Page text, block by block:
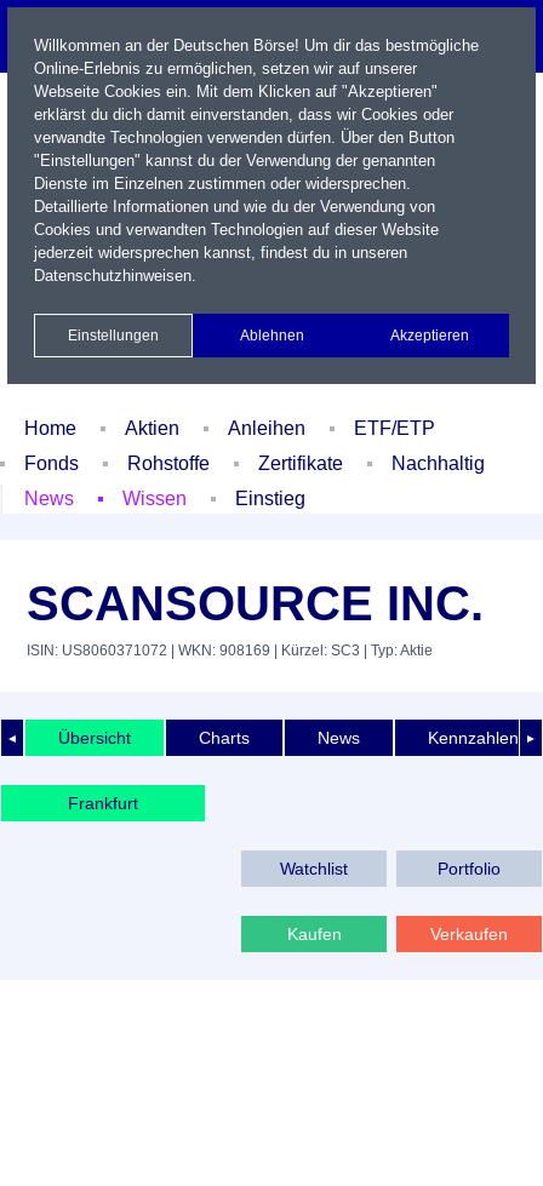
Name / WKN / ISIN / Kürzel
Xetra Realtime
Watchlist Portfolio Login
Home Aktien Anleihen
ETF/ETP
Fonds
Rohstoffe Zertifikate
Nachhaltig
News
Wissen Einstieg
SCANSOURCE INC.
ISIN: US8060371072 | WKN: 908169 | Kürzel: SC3 | Typ: Aktie
◄ ►
Übersicht Charts News Kennzahlen
Frankfurt
Watchlist Portfolio
Kaufen Verkaufen
Willkommen an der Deutschen Börse! Um dir das bestmögliche
Online-Erlebnis zu ermöglichen, setzen wir auf unserer
Webseite Cookies ein. Mit dem Klicken auf "Akzeptieren"
erklärst du dich damit einverstanden, dass wir Cookies oder
verwandte Technologien verwenden dürfen. Über den Button
"Einstellungen" kannst du der Verwendung der genannten
Dienste im Einzelnen zustimmen oder widersprechen.
Detaillierte Informationen und wie du der Verwendung von
Cookies und verwandten Technologien auf dieser Website
jederzeit widersprechen kannst, findest du in unseren
Datenschutzhinweisen.
Einstellungen Ablehnen Akzeptieren